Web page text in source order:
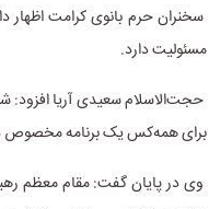
سخنران حرم بانوی کرامت
مسئولیت دارد.
حجت‌الاسلام‌ سعیدی آریا افزود:
برای همه‌کس یک برنامه مخصوص
وی در پایان گفت: مقام معظم